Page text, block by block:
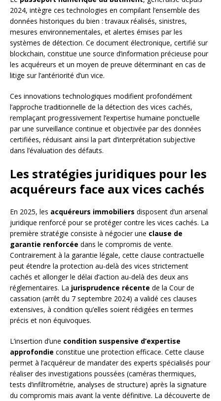
2024, intègre ces technologies en compilant l’ensemble des
données historiques du bien : travaux réalisés, sinistres,
mesures environnementales, et alertes émises par les
systèmes de détection. Ce document électronique, certifié sur
blockchain, constitue une source d’information précieuse pour
les acquéreurs et un moyen de preuve déterminant en cas de
litige sur l’antériorité d’un vice.
Ces innovations technologiques modifient profondément
l’approche traditionnelle de la détection des vices cachés,
remplaçant progressivement l’expertise humaine ponctuelle
par une surveillance continue et objectivée par des données
certifiées, réduisant ainsi la part d’interprétation subjective
dans l’évaluation des défauts.
Les stratégies juridiques pour les
acquéreurs face aux vices cachés
En 2025, les acquéreurs immobiliers disposent d’un arsenal
juridique renforcé pour se protéger contre les vices cachés. La
première stratégie consiste à négocier une clause de
garantie renforcée dans le compromis de vente.
Contrairement à la garantie légale, cette clause contractuelle
peut étendre la protection au-delà des vices strictement
cachés et allonger le délai d’action au-delà des deux ans
réglementaires. La jurisprudence récente de la Cour de
cassation (arrêt du 7 septembre 2024) a validé ces clauses
extensives, à condition qu’elles soient rédigées en termes
précis et non équivoques.
L’insertion d’une condition suspensive d’expertise
approfondie constitue une protection efficace. Cette clause
permet à l’acquéreur de mandater des experts spécialisés pour
réaliser des investigations poussées (caméras thermiques,
tests d’infiltrométrie, analyses de structure) après la signature
du compromis mais avant la vente définitive. La découverte de